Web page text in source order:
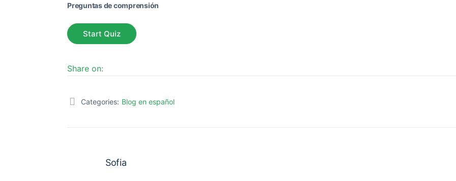
Preguntas de comprensión
Share on:
Categories: Blog en español
Sofia